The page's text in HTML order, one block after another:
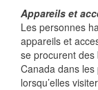
Appareils et
Les personnes
appareils et
se procurent des
Canada dans
lorsqu’elles